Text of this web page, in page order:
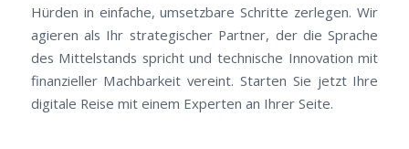
Hürden in einfache, umsetzbare Schritte zerlegen. Wir
agieren als Ihr strategischer Partner, der die Sprache
des Mittelstands spricht und technische Innovation mit
finanzieller Machbarkeit vereint. Starten Sie jetzt Ihre
digitale Reise mit einem Experten an Ihrer Seite.